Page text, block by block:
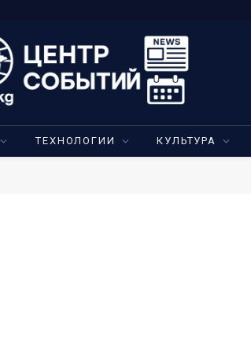
ТЕХНОЛОГИИ КУЛЬТУРА